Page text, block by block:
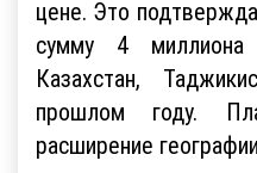
цене. Это
сумму 4
Казахстан,
прошлом году.
расширение